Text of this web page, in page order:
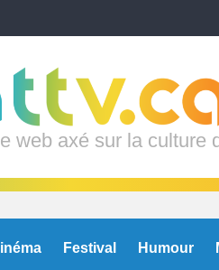
web axé sur la culture
Festival Humour